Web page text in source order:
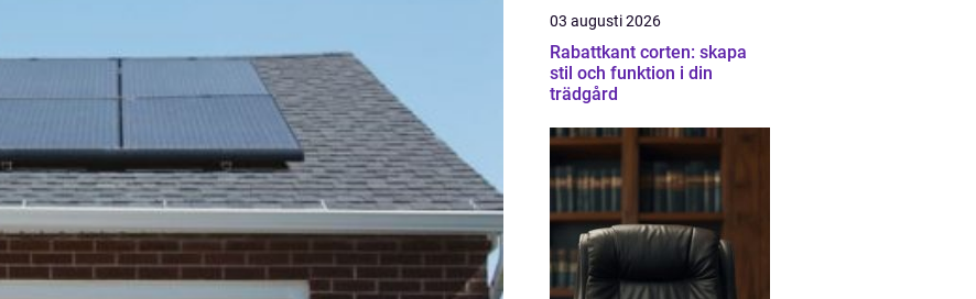
03 augusti 2026
Rabattkant corten: skapa
stil och funktion i din
trädgård